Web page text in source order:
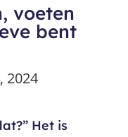
voeten
bent
2024
Het is